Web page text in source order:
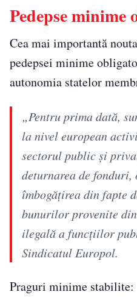
Pedepse
Cea mai importantă
pedepsei minime
autonomia statelor
„Pentru prima dată,
la nivel european
sectorul public și
deturnarea de
îmbogățirea din fapte
bunurilor provenite
ilegală a funcțiilor
Sindicatul Europol.
Praguri minime stabilite: